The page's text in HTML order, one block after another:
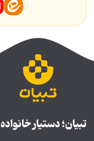
تبیان؛ دستیار خانواده